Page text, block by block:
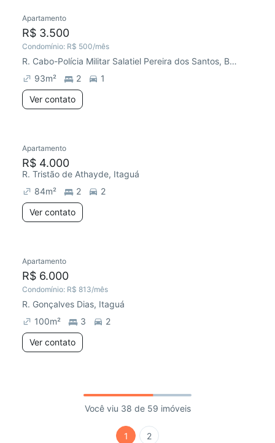
Apartamento
R$ 3.500
Condomínio: R$ 500/mês
R. Cabo-Polícia Militar Salatiel Pereira dos Santos, Barra da Lagoa
93m² 2
1
Ver contato
Apartamento
R$ 4.000
R. Tristão de Athayde, Itaguá
84m² 2
2
Ver contato
Apartamento
R$ 6.000
Condomínio: R$ 813/mês
R. Gonçalves Dias, Itaguá
100m² 3
2
Ver contato
Você viu 38 de 59 imóveis
1 2